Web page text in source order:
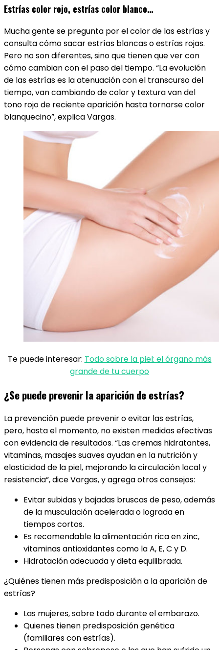
Estrías color rojo, estrías color blanco…
Mucha gente se pregunta por el color de las estrías y
consulta cómo sacar estrías blancas o estrías rojas.
Pero no son diferentes, sino que tienen que ver con
cómo cambian con el paso del tiempo. “La evolución
de las estrías es la atenuación con el transcurso del
tiempo, van cambiando de color y textura van del
tono rojo de reciente aparición hasta tornarse color
blanquecino”, explica Vargas.
Te puede interesar: Todo sobre la piel: el órgano más
grande de tu cuerpo
¿Se puede prevenir la aparición de estrías?
La prevención puede prevenir o evitar las estrías,
pero, hasta el momento, no existen medidas efectivas
con evidencia de resultados. “Las cremas hidratantes,
vitaminas, masajes suaves ayudan en la nutrición y
elasticidad de la piel, mejorando la circulación local y
resistencia”, dice Vargas, y agrega otros consejos:
Evitar subidas y bajadas bruscas de peso, además
de la musculación acelerada o lograda en
tiempos cortos.
Es recomendable la alimentación rica en zinc,
vitaminas antioxidantes como la A, E, C y D.
Hidratación adecuada y dieta equilibrada.
¿Quiénes tienen más predisposición a la aparición de
estrías?
Las mujeres, sobre todo durante el embarazo.
Quienes tienen predisposición genética
(familiares con estrías).